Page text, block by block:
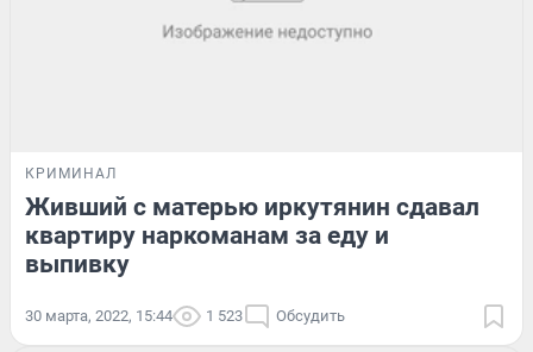
КРИМИНАЛ
Живший с матерью иркутянин сдавал
квартиру наркоманам за еду и
выпивку
30 марта, 2022, 15:44 1 523 Обсудить